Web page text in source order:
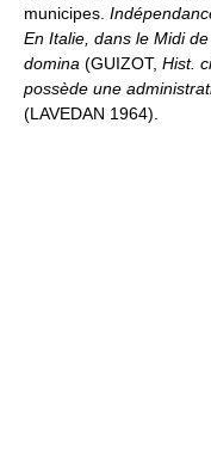
municipes.
En Italie, dans le Midi
domina (GUIZOT, Hist.
possède une
(LAVEDAN 1964).